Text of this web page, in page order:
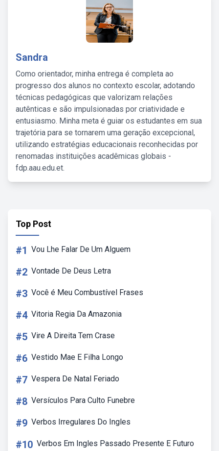
Sandra
Como orientador, minha entrega é completa ao
progresso dos alunos no contexto escolar, adotando
técnicas pedagógicas que valorizam relações
autênticas e são impulsionadas por criatividade e
entusiasmo. Minha meta é guiar os estudantes em sua
trajetória para se tornarem uma geração excepcional,
utilizando estratégias educacionais reconhecidas por
renomadas instituições acadêmicas globais -
fdp.aau.edu.et.
Top Post
#1 Vou Lhe Falar De Um Alguem
#2 Vontade De Deus Letra
#3 Você é Meu Combustível Frases
#4 Vitoria Regia Da Amazonia
#5 Vire A Direita Tem Crase
#6 Vestido Mae E Filha Longo
#7 Vespera De Natal Feriado
#8 Versículos Para Culto Funebre
#9 Verbos Irregulares Do Ingles
#10 Verbos Em Ingles Passado Presente E Futuro